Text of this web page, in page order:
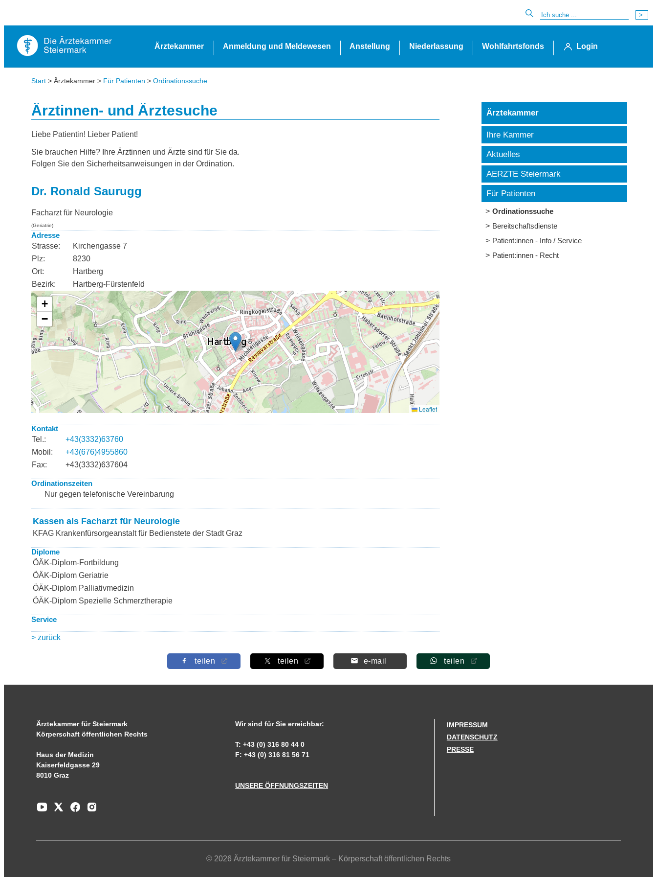
Ärztekammer Anmeldung und Meldewesen Anstellung Niederlassung Wohlfahrtsfonds Login
Start > Ärztekammer > Für Patienten > Ordinationssuche
Ärztinnen- und Ärztesuche
Liebe Patientin! Lieber Patient!
Sie brauchen Hilfe? Ihre Ärztinnen und Ärzte sind für Sie da.
Folgen Sie den Sicherheitsanweisungen in der Ordination.
Dr. Ronald Saurugg
Facharzt für Neurologie
(Geriatrie)
Adresse
Strasse:
Kirchengasse 7
Plz:
8230
Ort:
Hartberg
Bezirk:
Hartberg-Fürstenfeld
Kontakt
Tel.:
+43(3332)63760
Mobil:
+43(676)4955860
Fax:
+43(3332)637604
Ordinationszeiten
Nur gegen telefonische Vereinbarung
Kassen als Facharzt für Neurologie
KFAG Krankenfürsorgeanstalt für Bedienstete der Stadt Graz
Diplome
ÖÄK-Diplom-Fortbildung
ÖÄK-Diplom Geriatrie
ÖÄK-Diplom Palliativmedizin
ÖÄK-Diplom Spezielle Schmerztherapie
Service
> zurück
Ärztekammer
Ihre Kammer
Aktuelles
AERZTE Steiermark
Für Patienten
Ordinationssuche
Bereitschaftsdienste
Patient:innen - Info / Service
Patient:innen - Recht
teilen teilen e-mail teilen
Ärztekammer für Steiermark
Körperschaft öffentlichen Rechts
Haus der Medizin
Kaiserfeldgasse 29
8010 Graz
Wir sind für Sie erreichbar:
T: +43 (0) 316 80 44 0
F: +43 (0) 316 81 56 71
UNSERE ÖFFNUNGSZEITEN
IMPRESSUM
DATENSCHUTZ
PRESSE
© 2026 Ärztekammer für Steiermark – Körperschaft öffentlichen Rechts